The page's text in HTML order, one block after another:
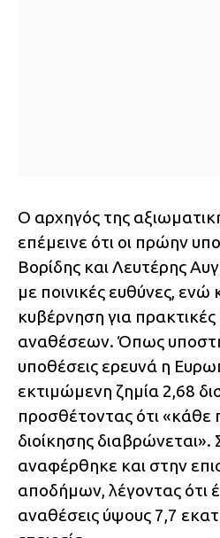
Ο αρχηγός της
επέμεινε ότι οι πρώην
Βορίδης και Λευτέρης
με ποινικές ευθύνες,
κυβέρνηση για
αναθέσεων. Όπως
υποθέσεις ερευνά η
εκτιμώμενη ζημία 2,68
προσθέτοντας ότι «κάθε
διοίκησης διαβρώνεται».
αναφέρθηκε και στην
αποδήμων, λέγοντας ότι
αναθέσεις ύψους 7,7